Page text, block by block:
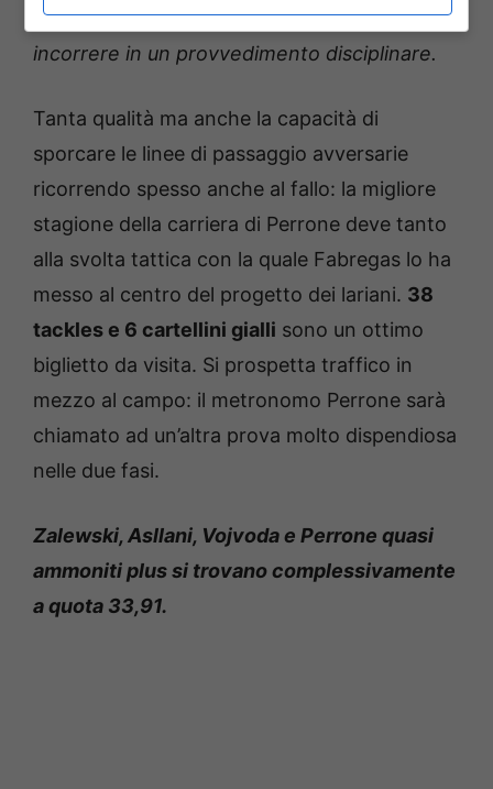
Como Vojvoda è quello che piùrischia di
incorrere in un provvedimento disciplinare.
Tanta qualità ma anche la capacità di
sporcare le linee di passaggio avversarie
ricorrendo spesso anche al fallo: la migliore
stagione della carriera di Perrone deve tanto
alla svolta tattica con la quale Fabregas lo ha
messo al centro del progetto dei lariani. 38
tackles e 6 cartellini gialli sono un ottimo
biglietto da visita. Si prospetta traffico in
mezzo al campo: il metronomo Perrone sarà
chiamato ad un’altra prova molto dispendiosa
nelle due fasi.
Zalewski, Asllani, Vojvoda e Perrone quasi
ammoniti plus si trovano complessivamente
a quota 33,91.